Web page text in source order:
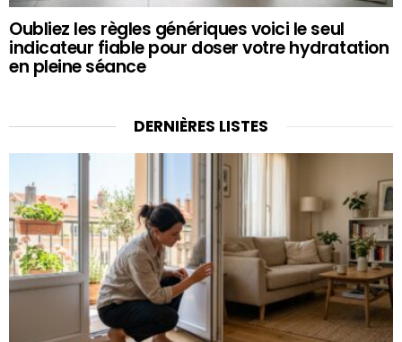
Oubliez les règles génériques voici le seul
indicateur fiable pour doser votre hydratation
en pleine séance
DERNIÈRES LISTES